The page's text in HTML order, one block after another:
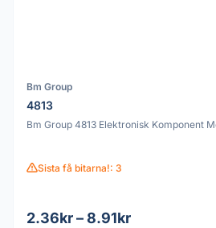
Bm Group
4813
Bm Group 4813 Elektronisk Komponent
Sista få bitarna!: 3
2.36kr – 8.91kr